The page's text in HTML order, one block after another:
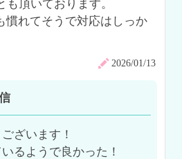
頂いております。
慣れてそうで対応はしっか
2026/01/13
ざいます！
るようで良かった！